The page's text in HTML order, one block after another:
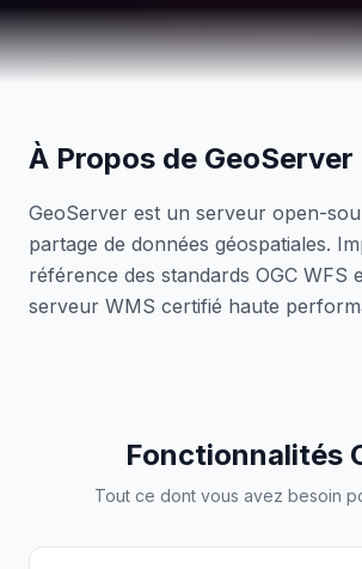
À Propos de GeoServer
GeoServer est un serveur open-
partage de données géospatiales.
référence des standards OGC WFS
serveur WMS certifié haute
Fonctionnalités
Tout ce dont vous avez besoin